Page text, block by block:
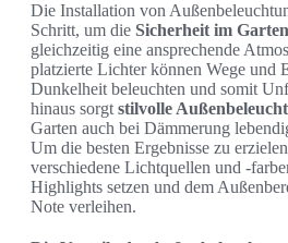
Die Installation von
Schritt, um die Sicherheit im Garten
gleichzeitig eine ansprechende
platzierte Lichter können Wege und
Dunkelheit beleuchten und somit
hinaus sorgt stilvolle
Garten auch bei Dämmerung
Um die besten Ergebnisse zu
verschiedene Lichtquellen und -
Highlights setzen und dem
Note verleihen.